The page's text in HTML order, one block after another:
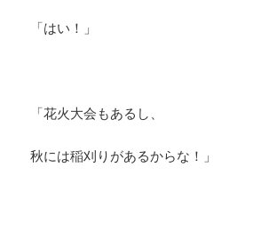
「はい！」
「花火大会もあるし、
秋には稲刈りがあるからな！」